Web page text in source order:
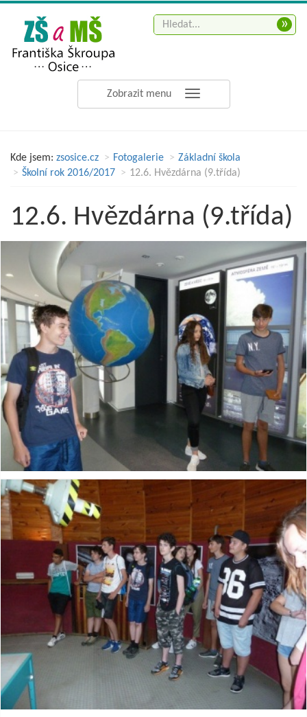
Zobrazit menu
»
Kde jsem: zsosice.cz Fotogalerie
Základní škola
Školní rok 2016/2017
12.6. Hvězdárna (9.třída)
12.6. Hvězdárna (9.třída)